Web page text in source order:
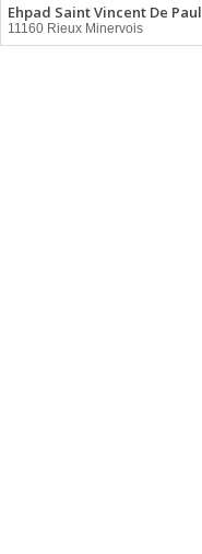
Ehpad Saint Vincent De Paul
11160 Rieux Minervois